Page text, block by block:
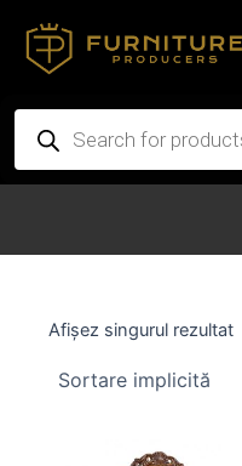
content
Products
search
Afișez singurul rezultat